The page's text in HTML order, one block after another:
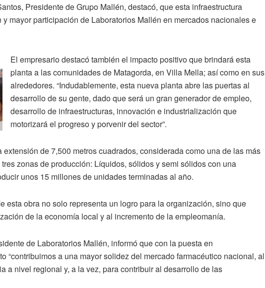
Presidente de Grupo Mallén, destacó, que esta infraestructura
mayor participación de Laboratorios Mallén en mercados nacionales e
El empresario destacó también el impacto positivo que brindará esta
planta a las comunidades de Matagorda, en Villa Mella; así como en sus
alrededores. “Indudablemente, esta nueva planta abre las puertas al
desarrollo de su gente, dado que será un gran generador de empleo,
desarrollo de infraestructuras, innovación e industrialización que
motorizará el progreso y porvenir del sector”.
de 7,500 metros cuadrados, considerada como una de las más
zonas de producción: Líquidos, sólidos y semi sólidos con una
unos 15 millones de unidades terminadas al año.
esta obra no solo representa un logro para la organización, sino que
de la economía local y al incremento de la empleomanía.
de Laboratorios Mallén, informó que con la puesta en
“contribuimos a una mayor solidez del mercado farmacéutico nacional, al
a nivel regional y, a la vez, para contribuir al desarrollo de las